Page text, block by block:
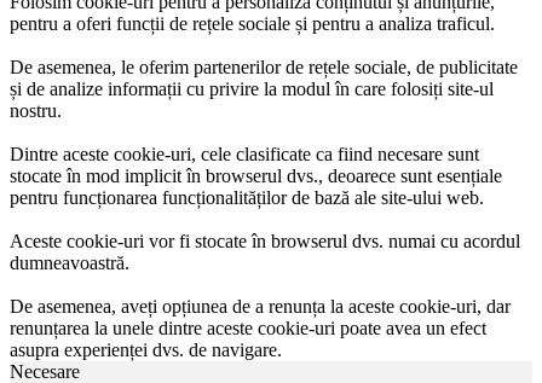
pentru a oferi funcții de rețele sociale și pentru a analiza traficul.
De asemenea, le oferim partenerilor de rețele sociale, de publicitate
și de analize informații cu privire la modul în care folosiți site-ul
nostru.
Dintre aceste cookie-uri, cele clasificate ca fiind necesare sunt
stocate în mod implicit în browserul dvs., deoarece sunt esențiale
pentru funcționarea funcționalităților de bază ale site-ului web.
Aceste cookie-uri vor fi stocate în browserul dvs. numai cu acordul
dumneavoastră.
De asemenea, aveți opțiunea de a renunța la aceste cookie-uri, dar
renunțarea la unele dintre aceste cookie-uri poate avea un efect
asupra experienței dvs. de navigare.
Necesare